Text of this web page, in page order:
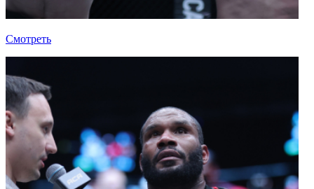
Смотреть